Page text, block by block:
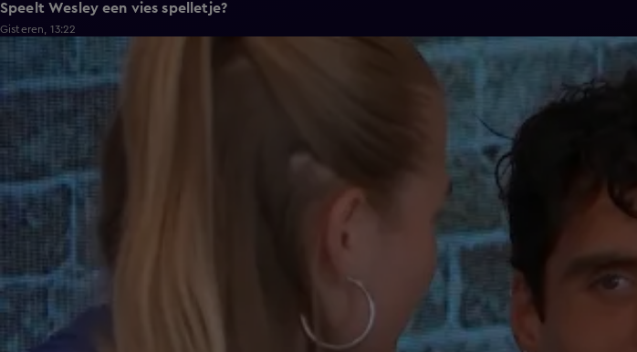
Speelt Wesley een vies spelletje?
Gisteren, 13:22